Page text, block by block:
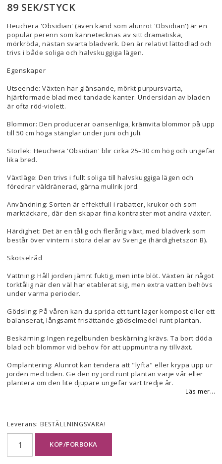
89 SEK/STYCK
Heuchera 'Obsidian' (även känd som alunrot 'Obsidian') är en
populär perenn som kännetecknas av sitt dramatiska,
mörkröda, nästan svarta bladverk. Den är relativt lättodlad och
trivs i både soliga och halvskuggiga lägen.
Egenskaper
Utseende: Växten har glänsande, mörkt purpursvarta,
hjärtformade blad med tandade kanter. Undersidan av bladen
är ofta röd-violett.
Blommor: Den producerar oansenliga, krämvita blommor på upp
till 50 cm höga stänglar under juni och juli.
Storlek: Heuchera 'Obsidian' blir cirka 25–30 cm hög och ungefär
lika bred.
Växtläge: Den trivs i fullt soliga till halvskuggiga lägen och
föredrar väldränerad, gärna mullrik jord.
Användning: Sorten är effektfull i rabatter, krukor och som
marktäckare, där den skapar fina kontraster mot andra växter.
Härdighet: Det är en tålig och flerårig växt, med bladverk som
består över vintern i stora delar av Sverige (härdighetszon B).
Skötselråd
Vattning: Håll jorden jämnt fuktig, men inte blöt. Växten är något
torktålig när den väl har etablerat sig, men extra vatten behövs
under varma perioder.
Gödsling: På våren kan du sprida ett tunt lager kompost eller ett
balanserat, långsamt frisättande gödselmedel runt plantan.
Beskärning: Ingen regelbunden beskärning krävs. Ta bort döda
blad och blommor vid behov för att uppmuntra ny tillväxt.
Omplantering: Alunrot kan tendera att "lyfta" eller krypa upp ur
jorden med tiden. Ge den ny jord runt plantan varje vår eller
plantera om den lite djupare ungefär vart tredje år.
Läs mer...
Leverans: BESTÄLLNINGSVARA!
KÖP/FÖRBOKA